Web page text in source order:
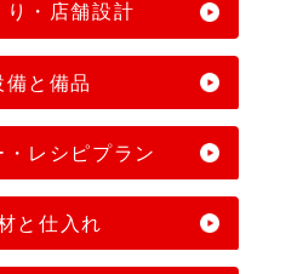
り・店舗設計
備と備品
レシピプラン
と仕入れ